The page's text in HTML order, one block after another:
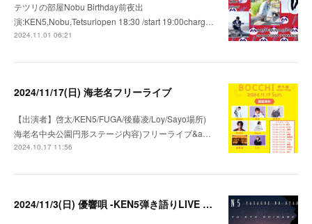
テツリの部屋Nobu Birthday前夜出
演:KEN5,Nobu,Tetsuriopen 18:30 /start 19:00charg…
2024.11.01 06:21
2024/11/17(日) 海老名フリーライブ
【出演者】啓太/KEN5/FUGA/後藤凌/Loy/Sayo場所)
海老名中央公園円形ステージ内容)フリーライブ&a…
2024.10.17 11:56
2024/11/3(日) 優響唄 -KEN5弾き語りLIVE in 大阪-